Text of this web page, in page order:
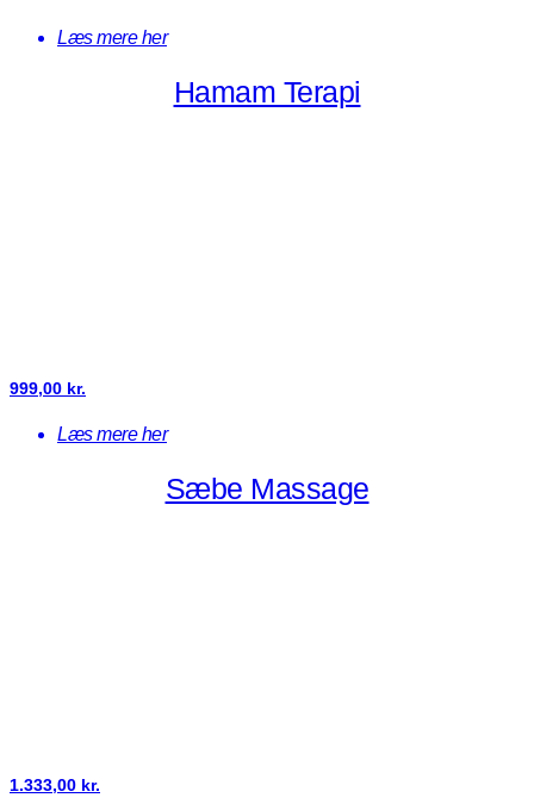
Læs mere her
Hamam Terapi
999,00 kr.
Læs mere her
Sæbe Massage
1.333,00 kr.